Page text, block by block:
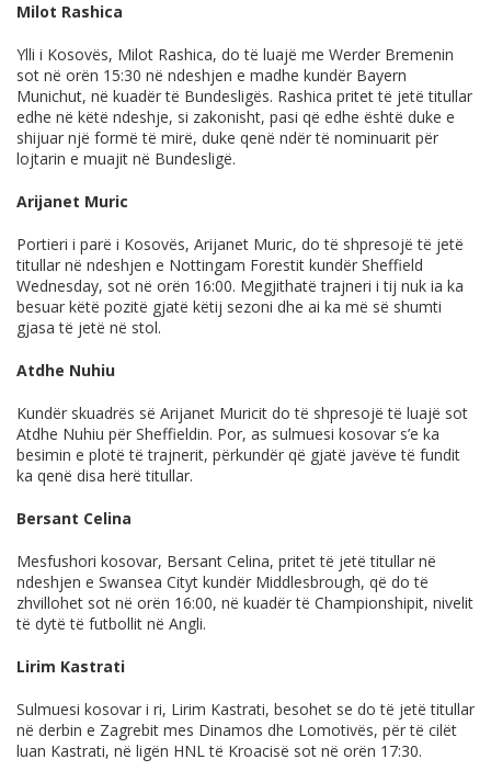
Milot Rashica
Ylli i Kosovës, Milot Rashica, do të luajë me Werder Bremenin
sot në orën 15:30 në ndeshjen e madhe kundër Bayern
Munichut, në kuadër të Bundesligës. Rashica pritet të jetë titullar
edhe në këtë ndeshje, si zakonisht, pasi që edhe është duke e
shijuar një formë të mirë, duke qenë ndër të nominuarit për
lojtarin e muajit në Bundesligë.
Arijanet Muric
Portieri i parë i Kosovës, Arijanet Muric, do të shpresojë të jetë
titullar në ndeshjen e Nottingam Forestit kundër Sheffield
Wednesday, sot në orën 16:00. Megjithatë trajneri i tij nuk ia ka
besuar këtë pozitë gjatë këtij sezoni dhe ai ka më së shumti
gjasa të jetë në stol.
Atdhe Nuhiu
Kundër skuadrës së Arijanet Muricit do të shpresojë të luajë sot
Atdhe Nuhiu për Sheffieldin. Por, as sulmuesi kosovar s’e ka
besimin e plotë të trajnerit, përkundër që gjatë javëve të fundit
ka qenë disa herë titullar.
Bersant Celina
Mesfushori kosovar, Bersant Celina, pritet të jetë titullar në
ndeshjen e Swansea Cityt kundër Middlesbrough, që do të
zhvillohet sot në orën 16:00, në kuadër të Championshipit, nivelit
të dytë të futbollit në Angli.
Lirim Kastrati
Sulmuesi kosovar i ri, Lirim Kastrati, besohet se do të jetë titullar
në derbin e Zagrebit mes Dinamos dhe Lomotivës, për të cilët
luan Kastrati, në ligën HNL të Kroacisë sot në orën 17:30.